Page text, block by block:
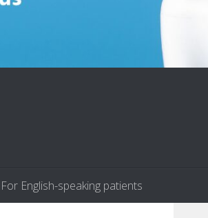
For English-speaking patients